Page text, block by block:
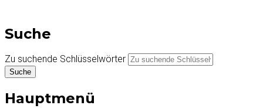
Suche
Zu suchende Schlüsselwörter
Hauptmenü